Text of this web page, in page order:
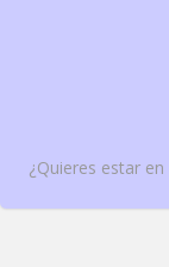
¿Quieres estar